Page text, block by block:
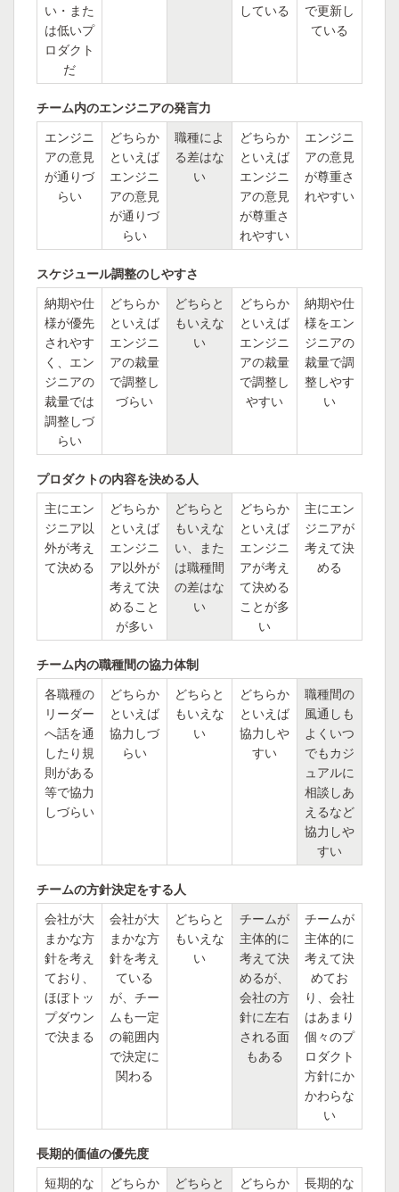
い・また
は低いプ
ロダクト
だ
している
で更新し
ている
チーム内のエンジニアの発言力
エンジニ
アの意見
が通りづ
らい
どちらか
といえば
エンジニ
アの意見
が通りづ
らい
職種によ
る差はな
い
どちらか
といえば
エンジニ
アの意見
が尊重さ
れやすい
エンジニ
アの意見
が尊重さ
れやすい
スケジュール調整のしやすさ
納期や仕
様が優先
されやす
く、エン
ジニアの
裁量では
調整しづ
らい
どちらか
といえば
エンジニ
アの裁量
で調整し
づらい
どちらと
もいえな
い
どちらか
といえば
エンジニ
アの裁量
で調整し
やすい
納期や仕
様をエン
ジニアの
裁量で調
整しやす
い
プロダクトの内容を決める人
主にエン
ジニア以
外が考え
て決める
どちらか
といえば
エンジニ
ア以外が
考えて決
めること
が多い
どちらと
もいえな
い、また
は職種間
の差はな
い
どちらか
といえば
エンジニ
アが考え
て決める
ことが多
い
主にエン
ジニアが
考えて決
める
チーム内の職種間の協力体制
各職種の
リーダー
へ話を通
したり規
則がある
等で協力
しづらい
どちらか
といえば
協力しづ
らい
どちらと
もいえな
い
どちらか
といえば
協力しや
すい
職種間の
風通しも
よくいつ
でもカジ
ュアルに
相談しあ
えるなど
協力しや
すい
チームの方針決定をする人
会社が大
まかな方
針を考え
ており、
ほぼトッ
プダウン
で決まる
会社が大
まかな方
針を考え
ている
が、チー
ムも一定
の範囲内
で決定に
関わる
どちらと
もいえな
い
チームが
主体的に
考えて決
めるが、
会社の方
針に左右
される面
もある
チームが
主体的に
考えて決
めてお
り、会社
はあまり
個々のプ
ロダクト
方針にか
かわらな
い
長期的価値の優先度
短期的な
どちらか
どちらと
どちらか
長期的な